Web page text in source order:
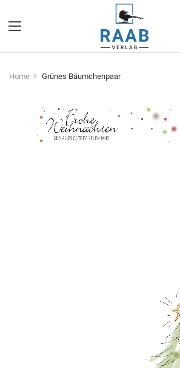
Home Grünes Bäumchenpaar
Bildergalerie